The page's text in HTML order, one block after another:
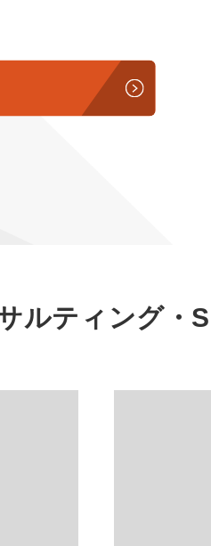
動画ディレクタ
常勤監査役
募集要項一覧
ルティング・